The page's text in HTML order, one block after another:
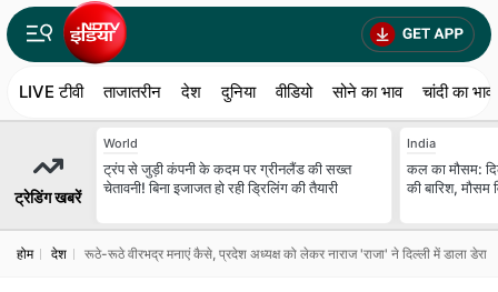
LIVE टीवी ताजातरीन देश दुनिया वीडियो सोने का भाव चांदी का भाव
ट्रेडिंग खबरें
World
ट्रंप से जुड़ी कंपनी के कदम पर ग्रीनलैंड की सख्त
चेतावनी! बिना इजाजत हो रही ड्रिलिंग की तैयारी
India
कल का मौसम:
की बारिश, मौसम
होम देश रूठे-रूठे वीरभद्र मनाएं कैसे, प्रदेश अध्यक्ष को लेकर नाराज 'राजा' ने दिल्ली में डाला डेरा